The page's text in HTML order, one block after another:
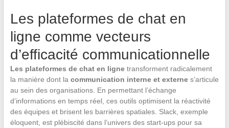
Les plateformes de chat en
ligne comme vecteurs
d’efficacité communicationnelle
Les plateformes de chat en lignetransforment radicalement
la manière dont la communication interne et externes’articule
au sein des organisations. En permettant l’échange
d’informations en temps réel, ces outils optimisent la réactivité
des équipes et brisent les barrières spatiales. Slack, exemple
éloquent, est plébiscité dans l’univers des start-ups pour sa